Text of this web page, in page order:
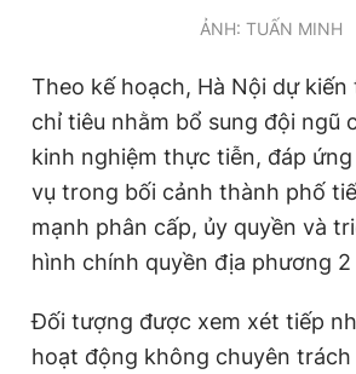
Phó tổng biên tập thường trực: Hải Thành
Phó tổng biên tập: Lâm Hiếu Dũng
Phó tổng biên tập: Trần Việt Hưng
Tổng thư ký tòa soạn: Đức Trung
Giấy phép xuất bản số 110/GP - BTTTT
© 2003-2026 Bản quyền thuộc về Báo
chép dưới mọi hình thức nếu không có sự
ẢNH: TUẤN MINH
Theo kế hoạch, Hà Nội dự
chỉ tiêu nhằm bổ sung đội ngũ
kinh nghiệm thực tiễn, đáp ứng
vụ trong bối cảnh thành phố
mạnh phân cấp, ủy quyền và
hình chính quyền địa phương 2
Đối tượng được xem xét tiếp
hoạt động không chuyên